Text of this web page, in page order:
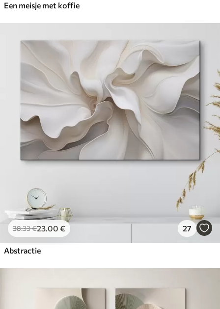
Een meisje met koffie
38.33€23.00 € 27
Abstractie